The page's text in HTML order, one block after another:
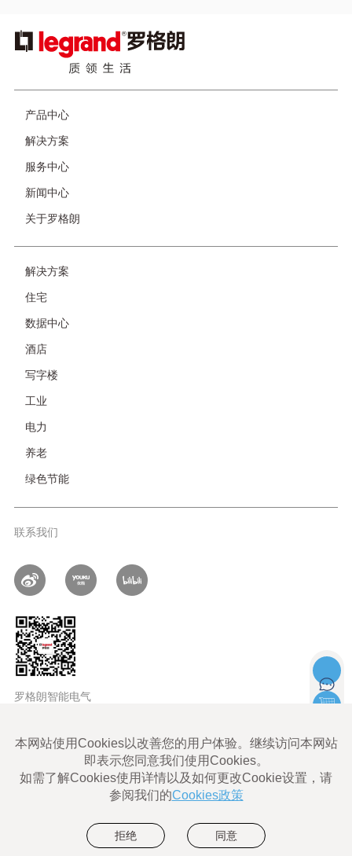
像
页产品中心
解决方案
服务中心
新闻中心
关于罗格朗
友
链
接-
非
首
页
解决方案
住宅
数据中心
酒店
写字楼
工业
电力
养老
绿色节能
联系我们
罗格朗智能电气
LEGRAND ALL rights reserved |Legrand Cybersecurity
使用条款 Legrand Eliot使用条款 数据隐私政策 网站地图
沪公网安备 31010602004052号